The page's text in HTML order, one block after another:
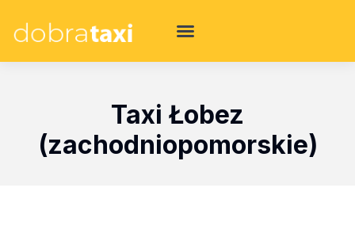
Taxi Łobez
(zachodniopomorskie)